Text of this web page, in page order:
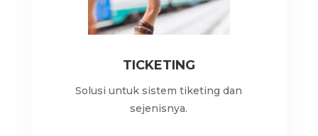
TICKETING
Solusi untuk sistem tiketing dan
sejenisnya.